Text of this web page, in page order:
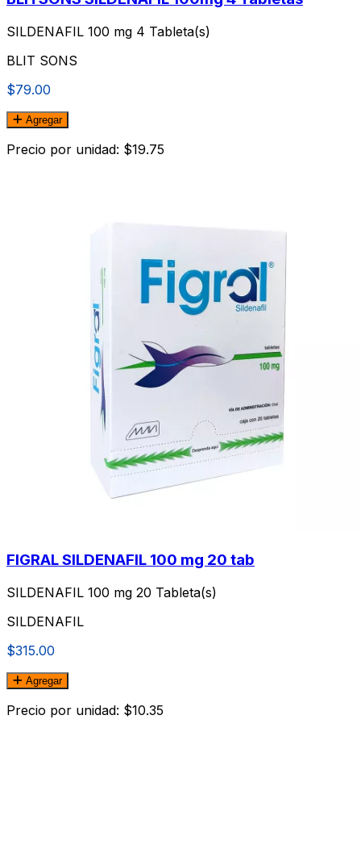
SILDENAFIL 100 mg 4 Tableta(s)
BLIT SONS
$79.00
Agregar
Precio por unidad: $19.75
FIGRAL SILDENAFIL 100 mg 20 tab
SILDENAFIL 100 mg 20 Tableta(s)
SILDENAFIL
$315.00
Agregar
Precio por unidad: $10.35